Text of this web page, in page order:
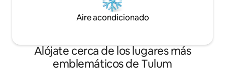
Aire acondicionado
Alójate cerca de los lugares más
emblemáticos de Tulum